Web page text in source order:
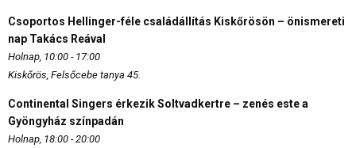
Csoportos Hellinger-féle családállítás Kiskőrösön – önismereti
nap Takács Reával
Holnap, 10:00 - 17:00
Kiskőrös, Felsőcebe tanya 45.
Continental Singers érkezik Soltvadkertre – zenés este a
Gyöngyház színpadán
Holnap, 18:00 - 20:00